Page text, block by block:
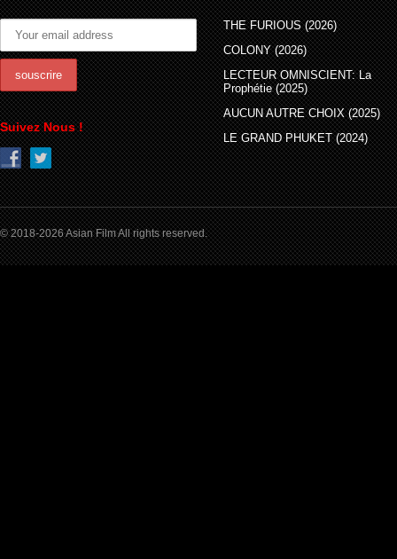
Suivez Nous !
THE FURIOUS (2026)
COLONY (2026)
LECTEUR OMNISCIENT: La
Prophétie (2025)
AUCUN AUTRE CHOIX (2025)
LE GRAND PHUKET (2024)
© 2018-2026 Asian Film All rights reserved.